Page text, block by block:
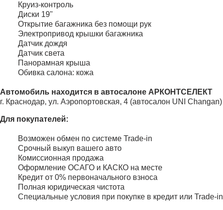
Круиз-контроль
Диски 19"
Открытие багажника без помощи рук
Электропривод крышки багажника
Датчик дождя
Датчик света
Панорамная крыша
Обивка салона: кожа
Автомобиль находится в автосалоне АРКОНТСЕЛЕКТ
г. Краснодар, ул. Аэропортовская, 4 (автосалон UNI Changan)
Для покупателей:
Возможен обмен по системе Trade-in
Срочный выкуп вашего авто
Комиссионная продажа
Оформление ОСАГО и КАСКО на месте
Кредит от 0% первоначального взноса
Полная юридическая чистота
Специальные условия при покупке в кредит или Trade-in